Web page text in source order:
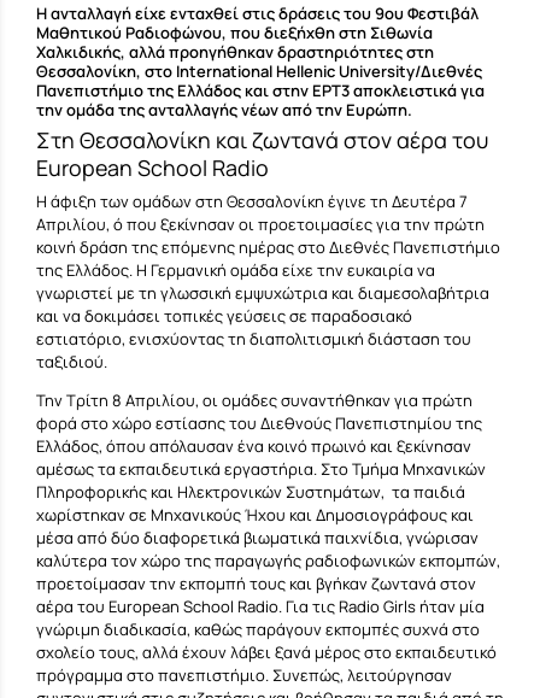
Η ανταλλαγή είχε ενταχθεί στις δράσεις του 9ου Φεστιβάλ
Μαθητικού Ραδιοφώνου, που διεξήχθη στη Σιθωνία
Χαλκιδικής, αλλά προηγήθηκαν δραστηριότητες στη
Θεσσαλονίκη, στο International Hellenic University/Διεθνές
Πανεπιστήμιο της Ελλάδοςκαι στηνΕΡΤ3αποκλειστικά για
την ομάδα της ανταλλαγής νέων από την Ευρώπη.
Στη Θεσσαλονίκη και ζωντανά στον αέρα του
European School Radio
Η άφιξη των ομάδων στη Θεσσαλονίκη έγινε τη Δευτέρα 7
Απριλίου, ό που ξεκίνησαν οι προετοιμασίες για την πρώτη
κοινή δράση της επόμενης ημέρας στο Διεθνές Πανεπιστήμιο
της Ελλάδος. Η Γερμανική ομάδα είχε την ευκαιρία να
γνωριστεί με τη γλωσσική εμψυχώτρια και διαμεσολαβήτρια
και να δοκιμάσει τοπικές γεύσεις σε παραδοσιακό
εστιατόριο, ενισχύοντας τη διαπολιτισμική διάσταση του
ταξιδιού.
Την Τρίτη 8 Απριλίου, οι ομάδες συναντήθηκαν για πρώτη
φορά στο χώρο εστίασης του Διεθνούς Πανεπιστημίου της
Ελλάδος, όπου απόλαυσαν ένα κοινό πρωινό και ξεκίνησαν
αμέσως τα εκπαιδευτικά εργαστήρια. Στο Τμήμα Μηχανικών
Πληροφορικής και Ηλεκτρονικών Συστημάτων, τα παιδιά
χωρίστηκαν σε Μηχανικούς Ήχου και Δημοσιογράφους και
μέσα από δύο διαφορετικά βιωματικά παιχνίδια, γνώρισαν
καλύτερα τον χώρο της παραγωγής ραδιοφωνικών εκπομπών,
προετοίμασαν την εκπομπή τους και βγήκαν ζωντανά στον
αέρα του European School Radio. Για τις Radio Girls ήταν μία
γνώριμη διαδικασία, καθώς παράγουν εκπομπές συχνά στο
σχολείο τους, αλλά έχουν λάβει ξανά μέρος στο εκπαιδευτικό
πρόγραμμα στο πανεπιστήμιο. Συνεπώς, λειτούργησαν